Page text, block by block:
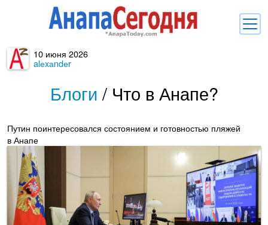
Балачка
Об Анапе
Библиотека
Регистрация и Вход
10 июня 2026
alеxаndеr
Блоги / Что в Анапе?
Путин поинтересовался состоянием и готовностью пляжей
в Анапе